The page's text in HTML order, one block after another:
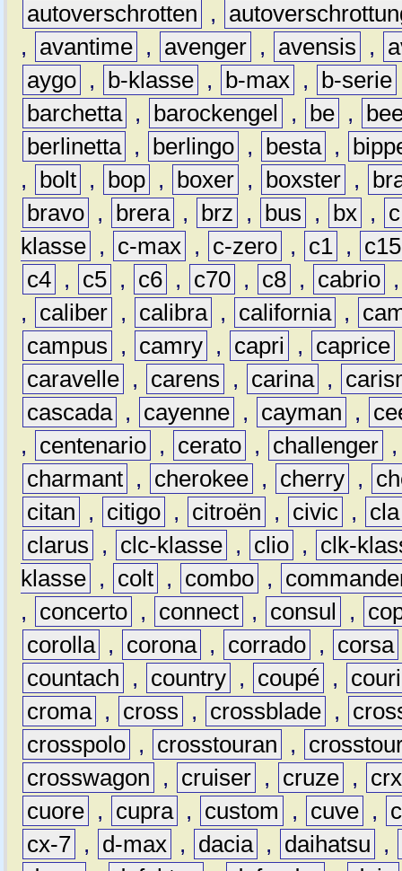
autoverschrotten
,
,
avantime , avenger , avensis ,
aygo , b-klasse , b-max , b-serie
barchetta , barockengel , be ,
berlinetta , berlingo , besta ,
,
bolt , bop , boxer , boxster ,
bravo , brera , brz , bus , bx ,
c
klasse , c-max , c-zero , c1 ,
c15
c4 , c5 , c6 , c70 , c8 , cabrio
,
caliber , calibra , california ,
campus
, camry , capri , caprice
caravelle , carens , carina ,
cascada , cayenne , cayman ,
,
centenario , cerato , challenger
charmant , cherokee , cherry ,
citan
, citigo , citroën , civic ,
cla
clarus
, clc-klasse , clio ,
clk-
klasse , colt , combo ,
,
concerto , connect , consul ,
corolla , corona , corrado , corsa
countach
, country , coupé ,
croma , cross , crossblade ,
crosspolo , crosstouran ,
crosswagon
, cruiser , cruze ,
crx
cuore , cupra , custom , cuve ,
cx-7 , d-max , dacia , daihatsu
,